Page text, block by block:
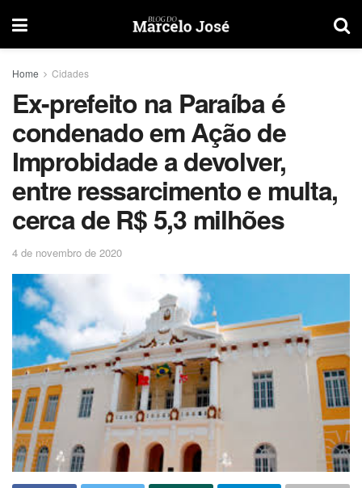
Home Cidades
Ex-prefeito na Paraíba é
condenado em Ação de
Improbidade a devolver,
entre ressarcimento e multa,
cerca de R$ 5,3 milhões
4 de novembro de 2020